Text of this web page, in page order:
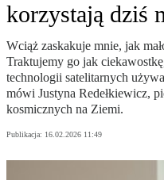
korzystają dziś
Wciąż zaskakuje mnie, jak
Traktujemy go jak
technologii satelitarnych
mówi Justyna Redełkiewicz,
kosmicznych na Ziemi.
Publikacja: 16.02.2026 11:49